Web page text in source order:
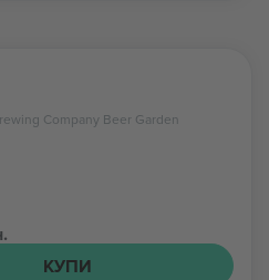
Company Beer Garden
КУПИ